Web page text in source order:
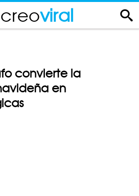
viral
convierte la
en